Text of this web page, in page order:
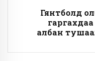
Гянтболд
албан